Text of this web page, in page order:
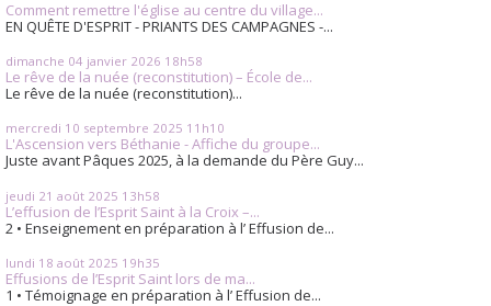
Comment remettre l'église au centre du village...
EN QUÊTE D'ESPRIT - PRIANTS DES CAMPAGNES -...
dimanche 04 janvier 2026 18h58
Le rêve de la nuée (reconstitution) – École de...
Le rêve de la nuée (reconstitution)...
mercredi 10 septembre 2025 11h10
L'Ascension vers Béthanie - Affiche du groupe...
Juste avant Pâques 2025, à la demande du Père Guy...
jeudi 21 août 2025 13h58
L’effusion de l’Esprit Saint à la Croix –...
2 • Enseignement en préparation à l’ Effusion de...
lundi 18 août 2025 19h35
Effusions de l’Esprit Saint lors de ma...
1 • Témoignage en préparation à l’ Effusion de...